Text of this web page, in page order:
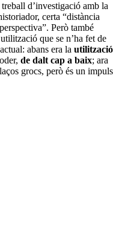
d’investigació amb la
certa “distància
Però també
que se n’ha fet de
abans era la utilització
de dalt cap a baix; ara
grocs, però és un impuls